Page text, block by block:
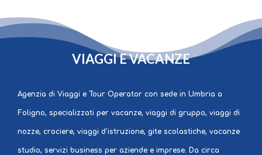
GRATO
VIAGGI E VACANZE
Agenzia di Viaggi e Tour Operator con sede in Umbria a
Foligno, specializzati per vacanze, viaggi di gruppo, viaggi di
nozze, crociere, viaggi d’istruzione, gite scolastiche, vacanze
studio, servizi business per aziende e imprese. Da circa